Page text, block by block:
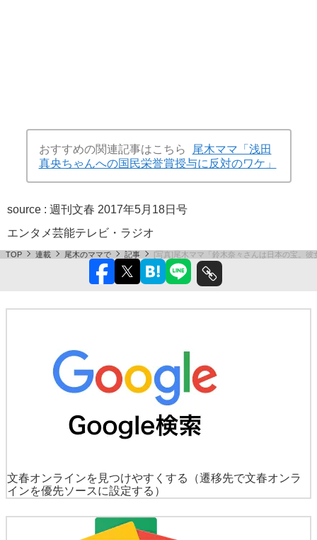
おすすめの関連記事はこちら
尾木ママ「浅田
真央ちゃんへの国民栄誉賞授与に反対のワケ」
source : 週刊文春 2017年5月18日号
エンタメ芸能テレビ・ラジオ
TOP 連載 尾木のママで 記事 [写真]尾木ママ「鈴木奈々さんは日本の宝。
文春オンラインを見つけやすくする
（遷移先で文春オンラ
インを優先ソースに設定する）